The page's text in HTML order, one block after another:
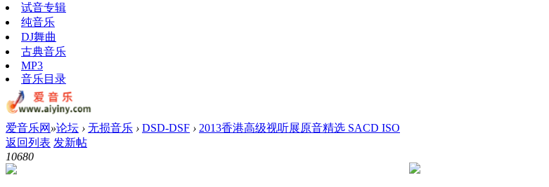
试音专辑
纯音乐
DJ舞曲
古典音乐
MP3
音乐目录
爱音乐网 »论坛 › 无损音乐 › DSD-DSF › 2013香港高级视听展原音精选 SACD ISO
返回列表 发新帖
10680